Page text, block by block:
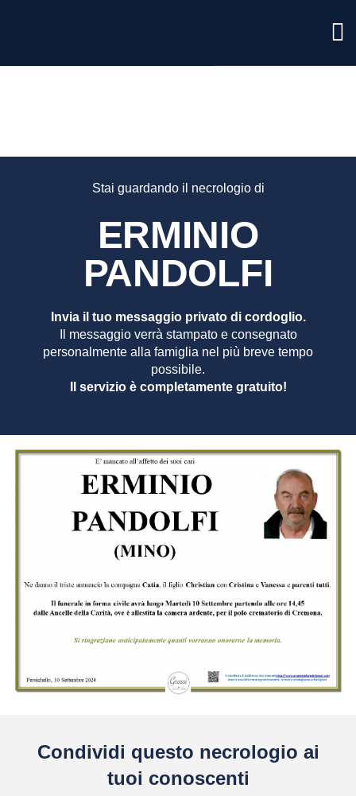
Stai guardando il necrologio di
ERMINIO
PANDOLFI
Invia il tuo messaggio privato di cordoglio.
Il messaggio verrà stampato e consegnato
personalmente alla famiglia nel più breve tempo
possibile.
Il servizio è completamente gratuito!
Condividi questo necrologio ai
tuoi conoscenti